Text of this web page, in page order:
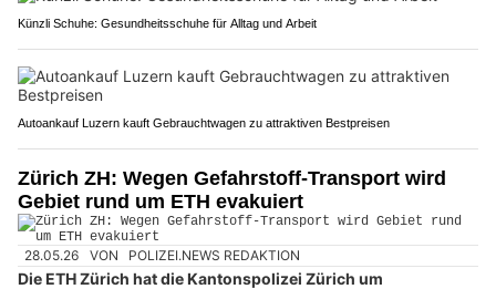
Künzli Schuhe: Gesundheitsschuhe für Alltag und Arbeit
Autoankauf Luzern kauft Gebrauchtwagen zu attraktiven Bestpreisen
Zürich ZH: Wegen Gefahrstoff-Transport wird
Gebiet rund um ETH evakuiert
28.05.26 VON POLIZEI.NEWS REDAKTION
Die ETH Zürich hat die Kantonspolizei Zürich um